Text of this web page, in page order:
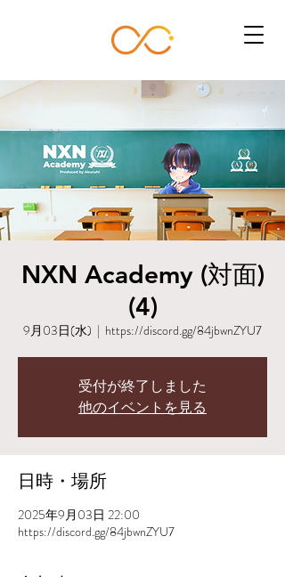
NXN Academy (対面)
(4)
9月03日(水)
  |
https://discord.gg/84jbwnZYU7
受付が終了しました
他のイベントを見る
日時・場所
2025年9月03日 22:00
https://discord.gg/84jbwnZYU7